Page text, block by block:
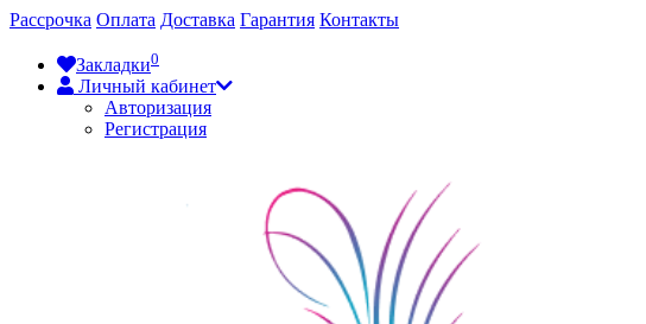
Рассрочка Оплата Доставка Гарантия Контакты
Закладки0
Личный кабинет
Авторизация
Регистрация